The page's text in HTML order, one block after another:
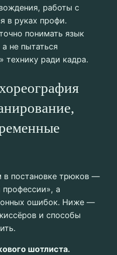
работы с
в руках профи.
понимать язык
не пытаться
технику ради кадра.
постановке трюков —
профессии», а
ошибок. Ниже —
и способы
шотлиста.